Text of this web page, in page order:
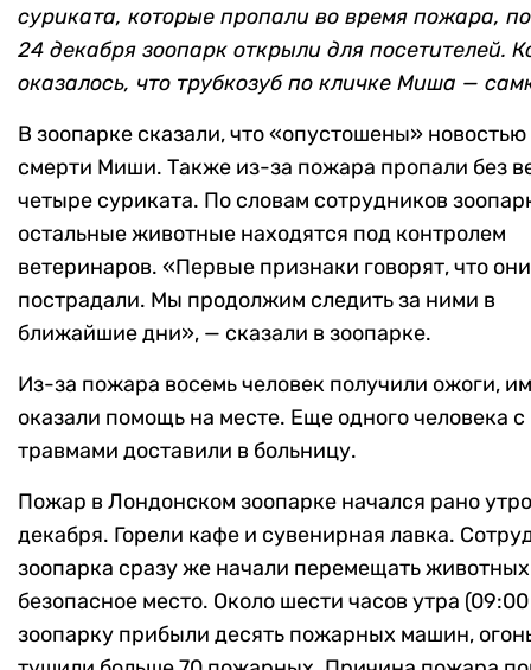
суриката, которые пропали во время пожара,
24 декабря зоопарк открыли для посетителей.
оказалось, что трубкозуб по кличке Миша —
В зоопарке сказали, что «опустошены» новостью
смерти Миши. Также из-за пожара пропали без
четыре суриката. По словам сотрудников
остальные животные находятся под контролем
ветеринаров. «Первые признаки говорят, что
пострадали. Мы продолжим следить за ними в
ближайшие дни», — сказали в зоопарке.
Из-за пожара восемь человек получили ожоги, им
оказали помощь на месте. Еще одного человека с
травмами доставили в больницу.
Пожар в Лондонском зоопарке начался рано
декабря. Горели кафе и сувенирная лавка.
зоопарка сразу же начали перемещать
безопасное место. Около шести часов утра
зоопарку прибыли десять пожарных машин,